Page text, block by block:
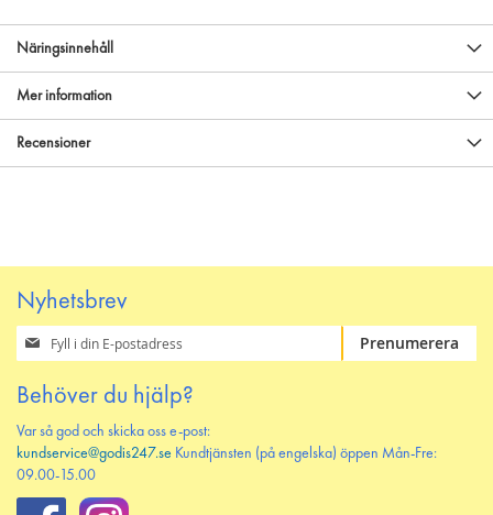
Näringsinnehåll
Mer information
Recensioner
Nyhetsbrev
Prenumerera
på
nyhetsbrev
Prenumerera
Behöver du hjälp?
Var så god och skicka oss e-post:
kundservice@godis247.se Kundtjänsten (på engelska) öppen Mån-Fre:
09.00-15.00